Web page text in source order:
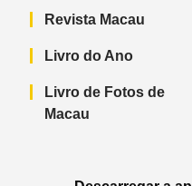
Revista Macau
Livro do Ano
Livro de Fotos de
Macau